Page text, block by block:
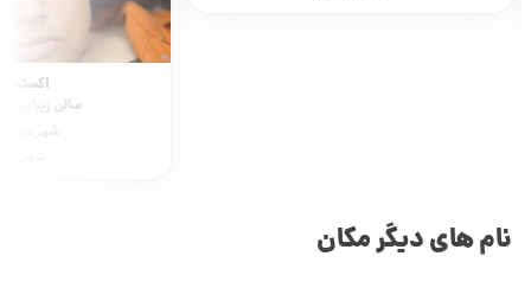
سالن زیبایی الهام شرافتی
نام های دیگر مکان